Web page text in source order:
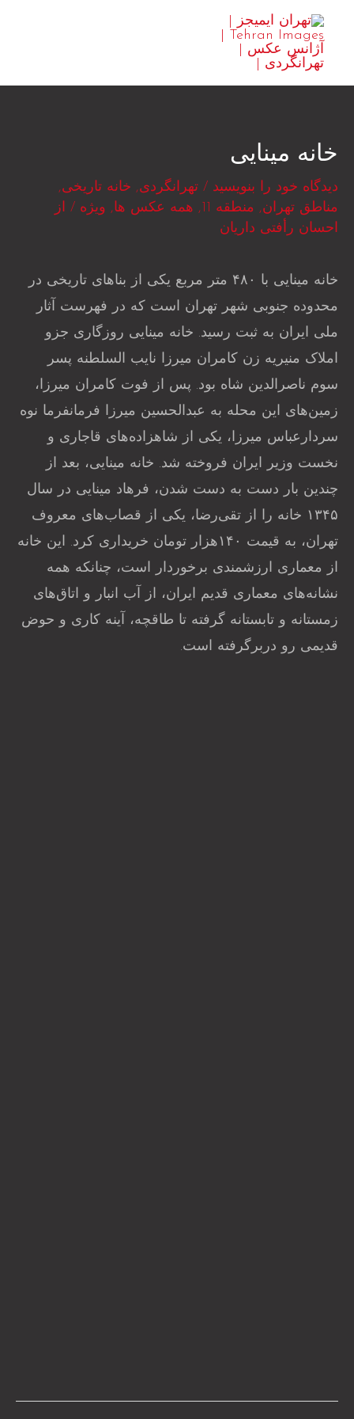
محتوا
خانه مینایی
دیدگاه‌ خود را بنویسید / تهرانگردی, خانه تاریخی,
مناطق تهران, منطقه 11 , همه عکس ها, ویژه / از
احسان رأفتی داریان
خانه مینایی با ۴۸۰ متر مربع یکی از بناهای تاریخی در
محدوده جنوبی شهر تهران است که در فهرست آثار
ملی ایران به ثبت رسید. خانه مینایی روزگاری جزو
املاک منیریه زن کامران میرزا نایب السلطنه پسر
سوم ناصرالدین شاه بود. پس از فوت کامران میرزا،
زمین‌های این محله به عبدالحسین میرزا فرمانفرما نوه
سردارعباس میرزا، یکی از شاهزاده‌های قاجاری و
نخست وزیر ایران فروخته شد. خانه مینایی، بعد از
چندین بار دست به دست شدن، فرهاد مینایی در سال
۱۳۴۵ خانه را از تقی‌رضا، یکی از قصاب‌های معروف
تهران، به قیمت ۱۴۰هزار تومان خریداری کرد. این خانه
از معماری ارزشمندی برخوردار است، چنانکه همه
نشانه‌های معماری قدیم ایران، از آب انبار و اتاق‌های
زمستانه و تابستانه گرفته تا طاقچه، آینه کاری و حوض
قدیمی رو دربرگرفته است.